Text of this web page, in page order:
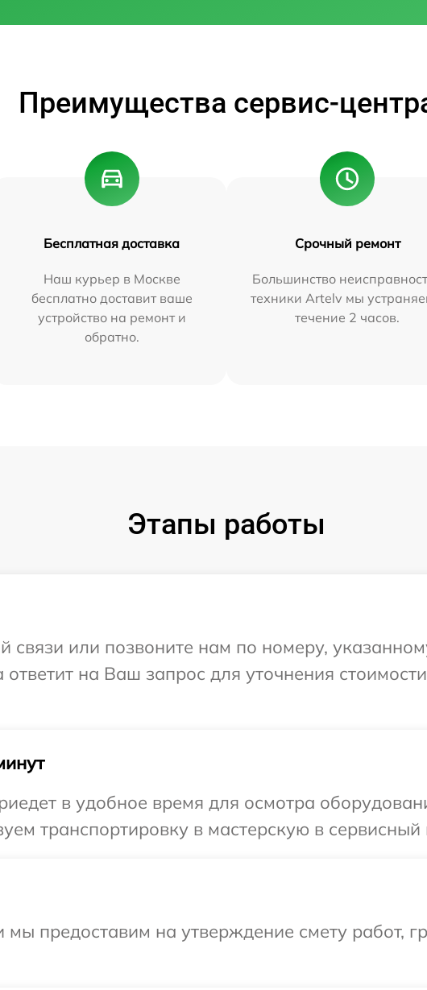
Преимущества сервис-
Бесплатная доставка
Наш курьер в Москве
бесплатно доставит ваше
устройство на ремонт и
обратно.
Срочный ремонт
Большинство
техники Artelv мы
течение 2 часов.
Этапы работы
или позвоните нам по номеру,
на Ваш запрос для уточнения
в удобное время для осмотра
транспортировку в мастерскую в сервисный
мы предоставим на утверждение смету работ,